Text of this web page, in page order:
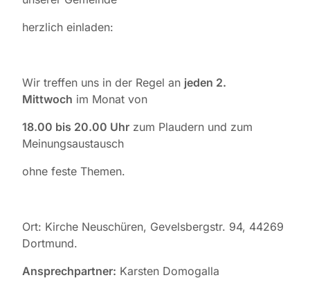
herzlich einladen:
Wir treffen uns in der Regel an jeden 2.
Mittwoch im Monat von
18.00 bis 20.00 Uhr zum Plaudern und zum
Meinungsaustausch
ohne feste Themen.
Ort: Kirche Neuschüren, Gevelsbergstr. 94, 44269
Dortmund.
Ansprechpartner: Karsten Domogalla